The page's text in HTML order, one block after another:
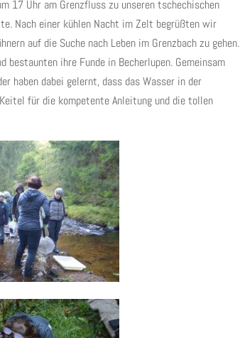
17 Uhr am Grenzfluss zu unseren tschechischen
Nach einer kühlen Nacht im Zelt begrüßten wir
auf die Suche nach Leben im Grenzbach zu gehen.
ihre Funde in Becherlupen. Gemeinsam
haben dabei gelernt, dass das Wasser in der
für die kompetente Anleitung und die tollen